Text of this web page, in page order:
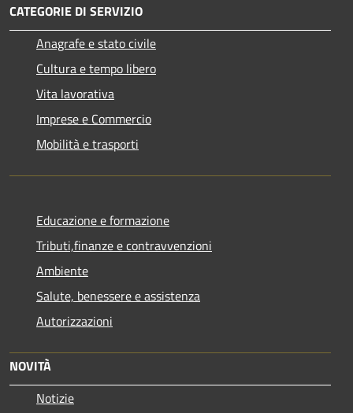
CATEGORIE DI SERVIZIO
Anagrafe e stato civile
Cultura e tempo libero
Vita lavorativa
Imprese e Commercio
Mobilità e trasporti
Educazione e formazione
Tributi,finanze e contravvenzioni
Ambiente
Salute, benessere e assistenza
Autorizzazioni
NOVITÀ
Notizie